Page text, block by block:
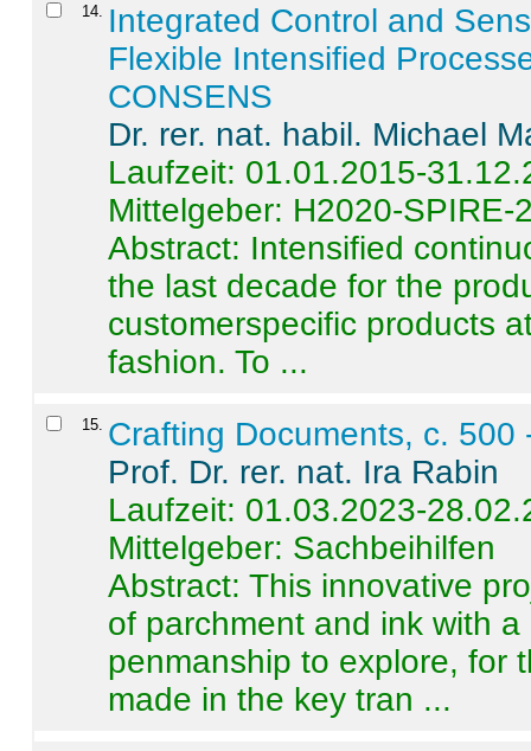
14
Integrated Control and
Flexible Intensified
CONSENS
Dr. rer. nat. habil. Michael
Laufzeit: 01.01.2015-
Mittelgeber: H2020-SPIRE-
Abstract: Intensified
the last decade for the
customerspecific products
fashion. To ...
15 Crafting Documents, c. 500
Prof. Dr. rer. nat. Ira Rabin
Laufzeit: 01.03.2023-
Mittelgeber: Sachbeihilfen
Abstract:This innovative
of parchment and ink with
penmanship to explore, for
made in the key tran ...